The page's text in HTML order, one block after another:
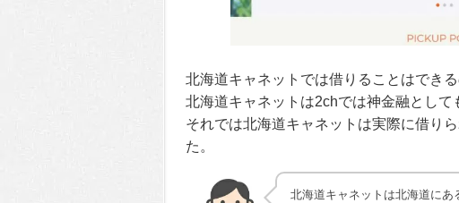
北海道キャネットでは借りることはできる
北海道キャネットは2chでは神金融として
それでは北海道キャネットは実際に借り
た。
北海道キャネットは北海道にあ